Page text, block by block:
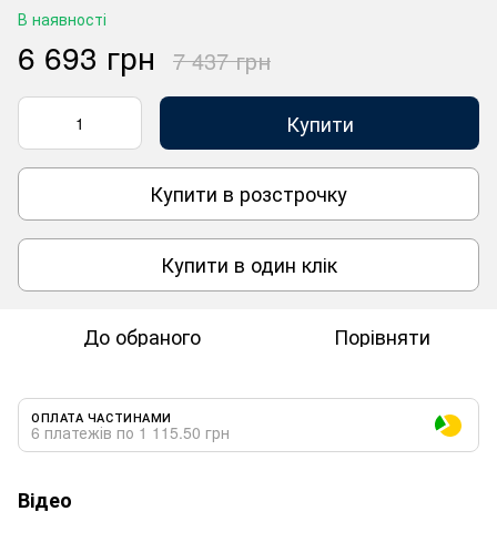
В наявності
6 693 грн 7 437 грн
Купити
Купити в розстрочку
Купити в один клік
До обраного Порівняти
ОПЛАТА ЧАСТИНАМИ
6 платежів по 1 115.50 грн
Відео